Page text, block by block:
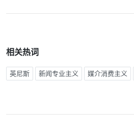
相关热词
英尼斯 新闻专业主义 媒介消费主义